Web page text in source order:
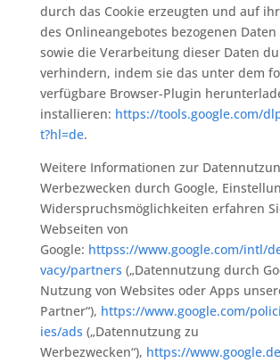
durch das Cookie erzeugten und auf
des Onlineangebotes bezogenen Daten
sowie die Verarbeitung dieser Daten
verhindern, indem sie das unter dem
verfügbare Browser-Plugin
installieren: https://tools.google.com/
t?hl=de.
Weitere Informationen zur
Werbezwecken durch Google,
Widerspruchsmöglichkeiten erfahren
Webseiten von
Google: httpss://www.google.com/intl/
vacy/partners („Datennutzung durch
Nutzung von Websites oder Apps
Partner“), https://www.google.com/
ies/ads („Datennutzung zu
Werbezwecken“), https://